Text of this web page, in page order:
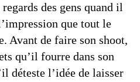
des gens quand il
que tout le
Avant de faire son shoot,
qu’il fourre dans son
déteste l’idée de laisser